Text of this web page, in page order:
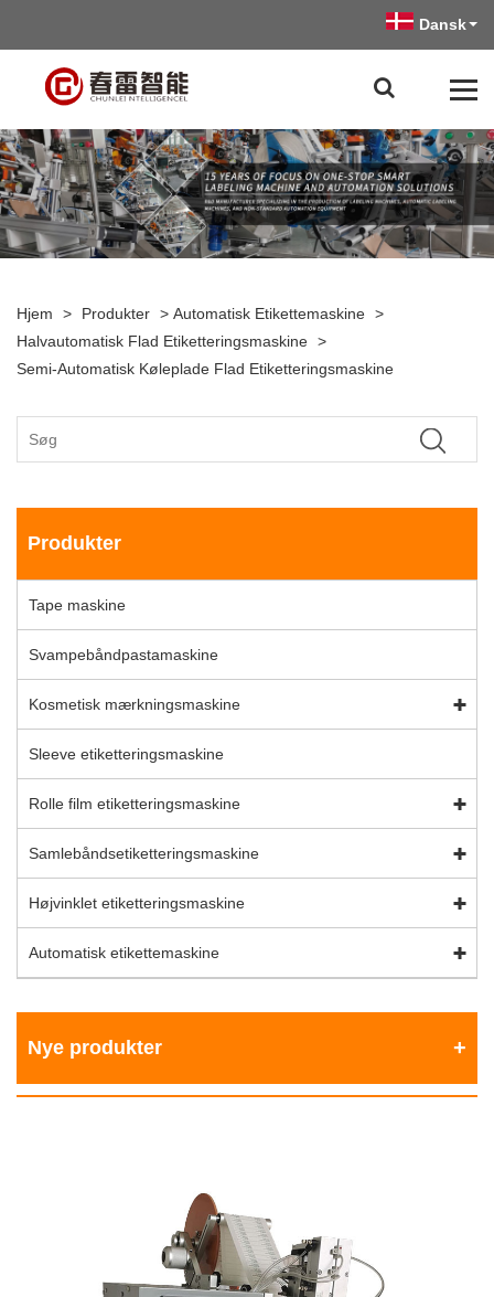
Dansk
Hjem > Produkter > Automatisk Etikettemaskine >
Halvautomatisk Flad Etiketteringsmaskine >
Semi-Automatisk Køleplade Flad Etiketteringsmaskine
Produkter
Tape maskine
Svampebåndpastamaskine
Kosmetisk mærkningsmaskine
Sleeve etiketteringsmaskine
Rolle film etiketteringsmaskine
Samlebåndsetiketteringsmaskine
Højvinklet etiketteringsmaskine
Automatisk etikettemaskine
Nye produkter